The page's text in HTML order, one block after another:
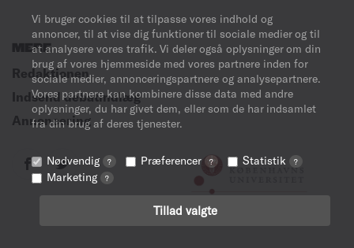
Vi bruger cookies til at tilpasse vores indhold og
annoncer, til at vise dig funktioner til sociale medier og til
at analysere vores trafik. Vi deler også oplysninger om din
brug af vores hjemmeside med vores partnere inden for
sociale medier, annonceringspartnere og analysepartnere.
Vores partnere kan kombinere disse data med andre
oplysninger, du har givet dem, eller som de har indsamlet
fra din brug af deres tjenester.
Nødvendig ? Præferencer ? Statistik ?
Marketing ?
Tillad valgte
MERE
Redaktionen
Indsend debatindlæg
Annoncering